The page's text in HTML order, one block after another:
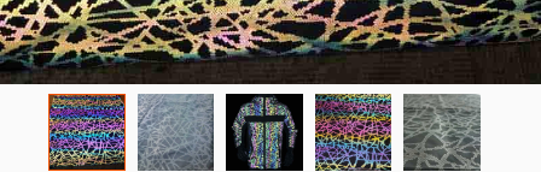
Sertifika
Katalog
Video